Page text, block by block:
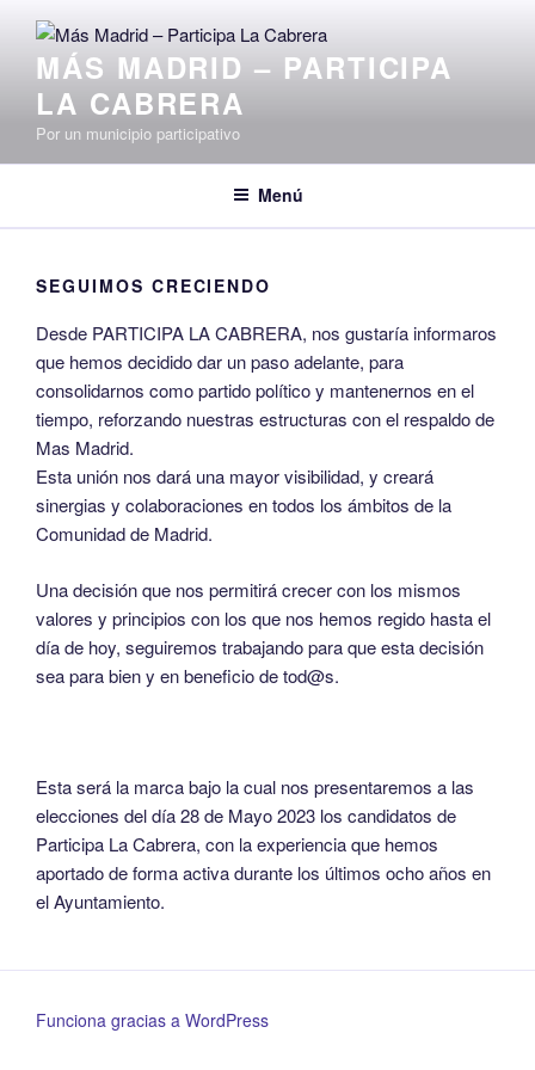
contenidoMÁS MADRID – PARTICIPA
LA CABRERA
Por un municipio participativo
Menú
SEGUIMOS CRECIENDO
Desde PARTICIPA LA CABRERA, nos gustaría informaros
que hemos decidido dar un paso adelante, para
consolidarnos como partido político y mantenernos en el
tiempo, reforzando nuestras estructuras con el respaldo de
Mas Madrid.
Esta unión nos dará una mayor visibilidad, y creará
sinergias y colaboraciones en todos los ámbitos de la
Comunidad de Madrid.
Una decisión que nos permitirá crecer con los mismos
valores y principios con los que nos hemos regido hasta el
día de hoy, seguiremos trabajando para que esta decisión
sea para bien y en beneficio de tod@s.
Esta será la marca bajo la cual nos presentaremos a las
elecciones del día 28 de Mayo 2023 los candidatos de
Participa La Cabrera, con la experiencia que hemos
aportado de forma activa durante los últimos ocho años en
el Ayuntamiento.
Funciona gracias a WordPress